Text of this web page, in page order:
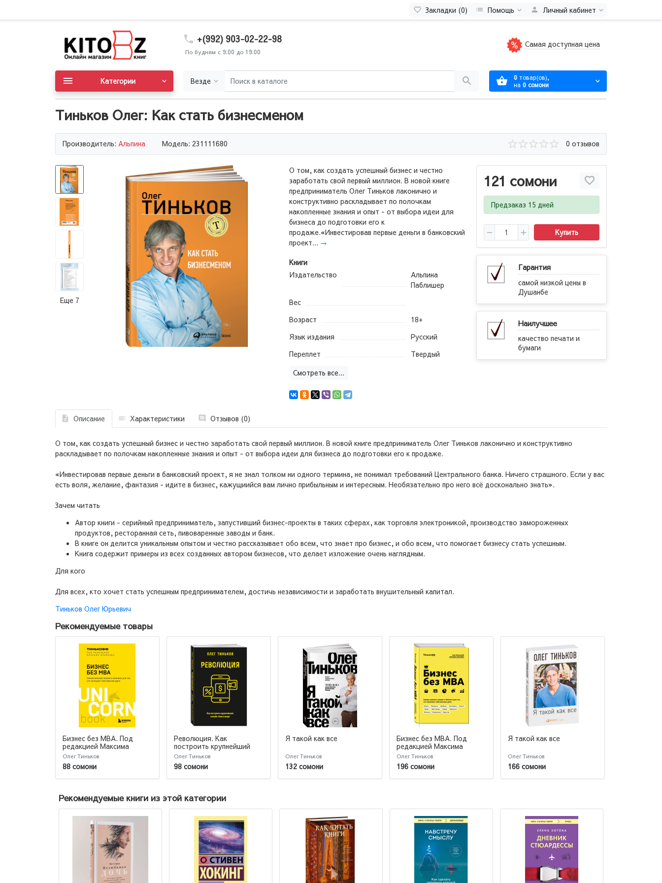
Закладки (0) Помощь Личный кабинет
+(992) 903-02-22-98
По будням с 9:00 до 19:00
Самая доступная цена
Везде 0 товар(ов),
на 0 сомони
Категории
Тиньков Олег: Как стать бизнесменом
Производитель: Альпина Модель: 231111680 0 отзывов
Еще 7
121 сомони
Предзаказ 15 дней
Купить
Гарантия
самой низкой цены в
Душанбе
Наилучшее
качество печати и
бумаги
О том, как создать успешный бизнес и честно
заработать свой первый миллион. В новой книге
предприниматель Олег Тиньков лаконично и
конструктивно раскладывает по полочкам
накопленные знания и опыт - от выбора идеи для
бизнеса до подготовки его к
продаже.«Инвестировав первые деньги в банковский
проект... →
Книги
Издательство
Альпина
Паблишер
Вес
Возраст
18+
Язык издания
Русский
Переплет
Твердый
Смотреть все...
Описание Характеристики Отзывов (0)
О том, как создать успешный бизнес и честно заработать свой первый миллион. В новой книге предприниматель Олег Тиньков лаконично и конструктивно
раскладывает по полочкам накопленные знания и опыт - от выбора идеи для бизнеса до подготовки его к продаже.
«Инвестировав первые деньги в банковский проект, я не знал толком ни одного термина, не понимал требований Центрального банка. Ничего страшного. Если у вас
есть воля, желание, фантазия - идите в бизнес, кажущиийся вам лично прибыльным и интересным. Необязательно про него всё досконально знать».
Зачем читать
Автор книги - серийный предприниматель, запустивший бизнес-проекты в таких сферах, как торговля электроникой, производство замороженных
продуктов, ресторанная сеть, пивоваренные заводы и банк.
В книге он делится уникальным опытом и честно рассказывает обо всем, что знает про бизнес, и обо всем, что помогает бизнесу стать успешным.
Книга содержит примеры из всех созданных автором бизнесов, что делает изложение очень наглядным.
Для кого
Для всех, кто хочет стать успешным предпринимателем, достичь независимости и заработать внушительный капитал.
Тиньков Олег Юрьевич
Рекомендуемые товары
Бизнес без MBA. Под
редакцией Максима
Ильяхова
Олег Тиньков
88 сомони
Революция. Как
построить крупнейший
онлайн-банк в мире
Олег Тиньков
98 сомони
Я такой как все
Олег Тиньков
132 сомони
Бизнес без MBA. Под
редакцией Максима
Ильяхова
Олег Тиньков
196 сомони
Я такой как все
Олег Тиньков
166 сомони
Рекомендуемые книги из этой категории